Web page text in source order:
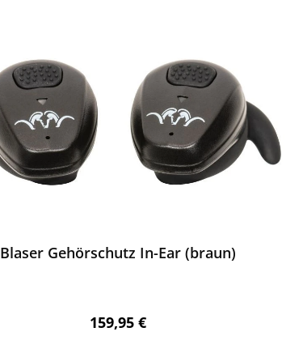
Blaser Gehörschutz In-Ear (braun)
Regulärer Preis:
159,95 €